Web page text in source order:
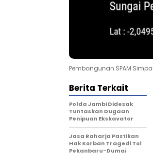
Pembangunan SPAM
Berita Terkait
Polda Jambi Didesak
Tuntaskan Dugaan
Penipuan Ekskavator
Jasa Raharja Pastikan
Hak Korban Tragedi Tol
Pekanbaru-Dumai